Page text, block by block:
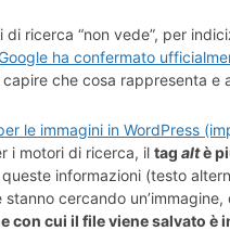
di ricerca “non vede”, per
ha confermato
che cosa rappresenta e
i motori di ricerca, il tag altè
informazioni (testo
cercando
con cui il file viene salvato è